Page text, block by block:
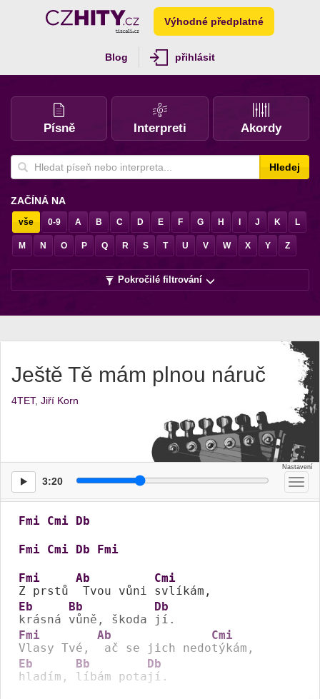
Výhodné předplatné
Blog přihlásit
Písně Interpreti Akordy
Hledej
ZAČÍNÁ NA
vše 0-9 A B C D E F G H J K L
M N O P Q R S T U V W X Y Z
Pokročilé filtrování
Ještě Tě mám plnou náruč
4TET, Jiří Korn
3:20
Fmi Cmi Db
Fmi Cmi Db Fmi
Fmi
Z prstů
Ab
Tvou vůni
Cmi
Eb
krásná
Bb
vůně, škoda
Db
Fmi
Vlasy Tvé,
Ab
ač se jich nedo
Cmi
Eb
hladím,
Bb
líbám pota
Db
jí.